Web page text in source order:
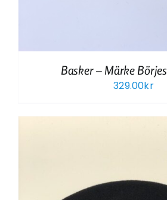
Basker – Märke
329.00kr